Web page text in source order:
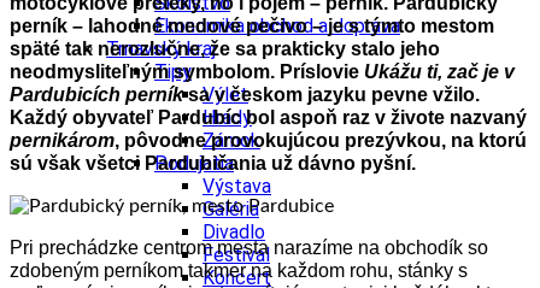
Ekonomika obchod a doprava
Trnavský kraj
Tipy
Výlet
Hrady
Zámok
Podujatia
Výstava
Galéria
Divadlo
Festival
Koncert
perník – lahodné medové pečivo – je s týmto mestom
späté tak nerozlučne, že sa prakticky stalo jeho
neodmysliteľným symbolom. Príslovie Ukážu ti, zač je v
Pardubicích perníksa v českom jazyku pevne vžilo.
Každý obyvateľ Pardubíc bol aspoň raz v živote nazvaný
pernikárom, pôvodne provokujúcou prezývkou, na ktorú
sú však všetci Pardubičania už dávno pyšní.
Pri prechádzke centrom mesta narazíme na obchodík so
zdobeným perníkom takmer na každom rohu, stánky s